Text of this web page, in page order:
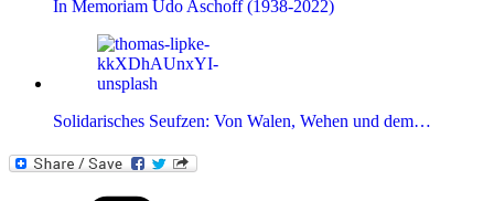
In Memoriam Udo Aschoff (1938-2022)
Solidarisches Seufzen: Von Walen, Wehen und dem…